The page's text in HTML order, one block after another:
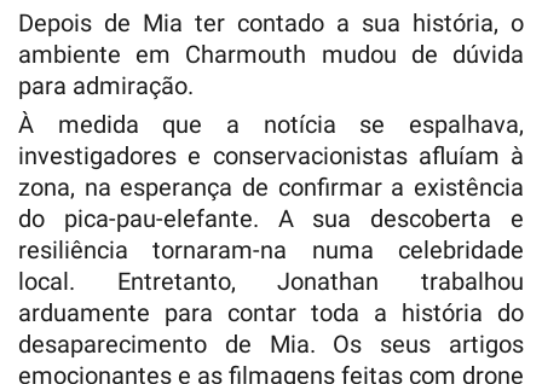
Depois de Mia ter contado a sua história, o
ambiente em Charmouth mudou de dúvida
para admiração.
À medida que a notícia se espalhava,
investigadores e conservacionistas afluíam à
zona, na esperança de confirmar a existência
do pica-pau-elefante. A sua descoberta e
resiliência tornaram-na numa celebridade
local. Entretanto, Jonathan trabalhou
arduamente para contar toda a história do
desaparecimento de Mia. Os seus artigos
emocionantes e as filmagens feitas com drone